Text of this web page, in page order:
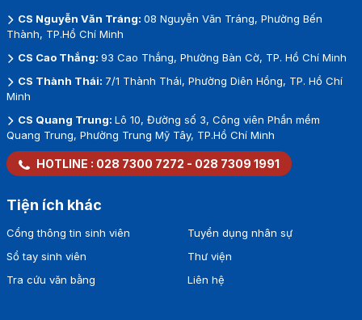
CS Nguyễn Văn Tráng: 08 Nguyễn Văn Tráng, Phường Bến
Thành, TP.Hồ Chí Minh
CS Cao Thắng: 93 Cao Thắng, Phường Bàn Cờ, TP. Hồ Chí Minh
CS Thành Thái: 7/1 Thành Thái, Phường Diên Hồng, TP. Hồ Chí
Minh
CS Quang Trung: Lô 10, Đường số 3, Công viên Phần mềm
Quang Trung, Phường Trung Mỹ Tây, TP.Hồ Chí Minh
HOTLINE : 028 7300 7272 - 028 7309 1991
Tiện ích khác
Cổng thông tin sinh viên
Sổ tay sinh viên
Tra cứu văn bằng
Tuyển dụng nhân sự
Thư viện
Liên hệ